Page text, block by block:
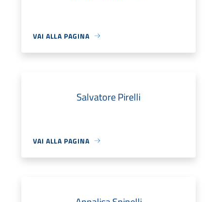
VAI ALLA PAGINA
Salvatore Pirelli
VAI ALLA PAGINA